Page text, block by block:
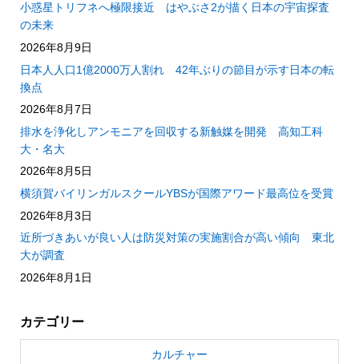
小惑星トリフネへ極限接近 はやぶさ2が描く日本の宇宙探査
の未来
2026年8月9日
日本人人口1億2000万人割れ 42年ぶりの節目が示す日本の転
換点
2026年8月7日
排水を浄化しアンモニアを回収する新触媒を開発 高知工科
大・名大
2026年8月5日
横須賀バイリンガルスクールYBSが国際アワード最高位を受賞
2026年8月3日
近所づきあいが良い人は防災対策の実施割合が高い傾向 東北
大が調査
2026年8月1日
カテゴリー
カルチャー